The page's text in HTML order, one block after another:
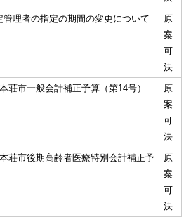
管理者の指定の期間の変更について
原
案
可
決
荘市一般会計補正予算（第14号）
原
案
可
決
荘市後期高齢者医療特別会計補正予
原
案
可
決